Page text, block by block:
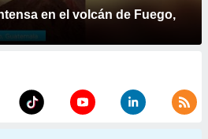
en el volcán de Fuego,